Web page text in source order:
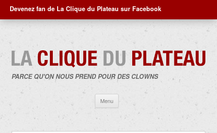
Devenez fan de La Clique du Plateau sur Facebook
PARCE QU'ON NOUS PREND POUR DES CLOWNS
Menu
contenu